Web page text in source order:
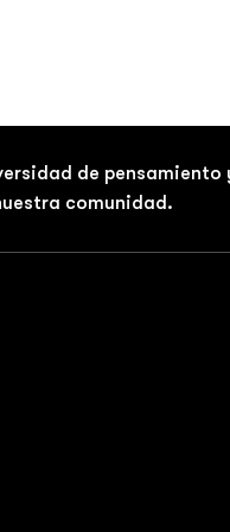
de pensamiento
comunidad.